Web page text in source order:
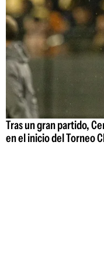
Tras un gran partido,
en el inicio del Torneo